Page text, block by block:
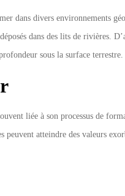
dans divers environnements
dans des lits de rivières.
sous la surface terrestre.
liée à son processus de
peuvent atteindre des valeurs